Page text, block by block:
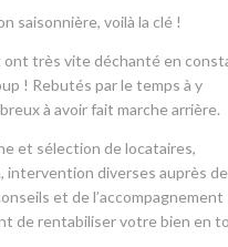
saisonnière, voilà la clé !
ont très vite déchanté en
! Rebutés par le temps à y
à avoir fait marche arrière.
et sélection de locataires,
intervention diverses auprès
et de l’accompagnement
de rentabiliser votre bien en